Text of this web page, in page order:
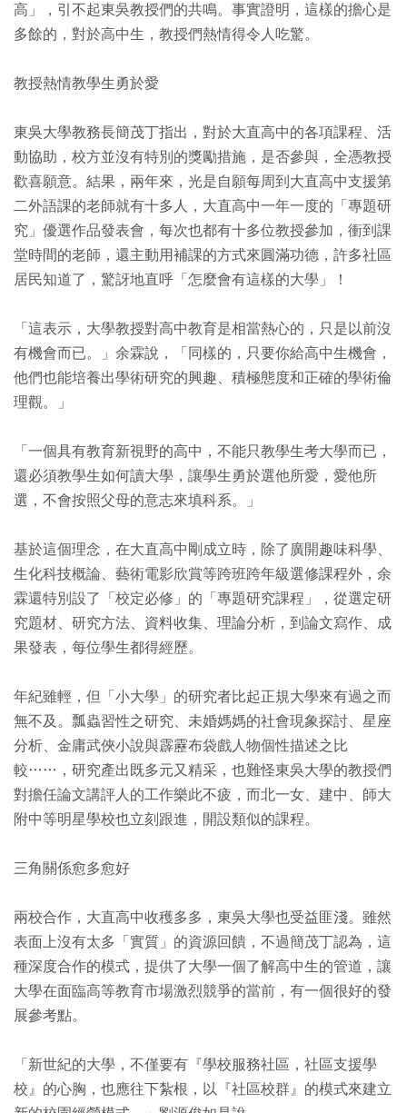
高」，引不起東吳教授們的共鳴。事實證明，這樣的擔心是
多餘的，對於高中生，教授們熱情得令人吃驚。
教授熱情教學生勇於愛
東吳大學教務長簡茂丁指出，對於大直高中的各項課程、活
動協助，校方並沒有特別的獎勵措施，是否參與，全憑教授
歡喜願意。結果，兩年來，光是自願每周到大直高中支援第
二外語課的老師就有十多人，大直高中一年一度的「專題研
究」優選作品發表會，每次也都有十多位教授參加，衝到課
堂時間的老師，還主動用補課的方式來圓滿功德，許多社區
居民知道了，驚訝地直呼「怎麼會有這樣的大學」！
「這表示，大學教授對高中教育是相當熱心的，只是以前沒
有機會而已。」余霖說，「同樣的，只要你給高中生機會，
他們也能培養出學術研究的興趣、積極態度和正確的學術倫
理觀。」
「一個具有教育新視野的高中，不能只教學生考大學而已，
還必須教學生如何讀大學，讓學生勇於選他所愛，愛他所
選，不會按照父母的意志來填科系。」
基於這個理念，在大直高中剛成立時，除了廣開趣味科學、
生化科技概論、藝術電影欣賞等跨班跨年級選修課程外，余
霖還特別設了「校定必修」的「專題研究課程」，從選定研
究題材、研究方法、資料收集、理論分析，到論文寫作、成
果發表，每位學生都得經歷。
年紀雖輕，但「小大學」的研究者比起正規大學來有過之而
無不及。瓢蟲習性之研究、未婚媽媽的社會現象探討、星座
分析、金庸武俠小說與霹靂布袋戲人物個性描述之比
較……，研究產出既多元又精采，也難怪東吳大學的教授們
對擔任論文講評人的工作樂此不疲，而北一女、建中、師大
附中等明星學校也立刻跟進，開設類似的課程。
三角關係愈多愈好
兩校合作，大直高中收穫多多，東吳大學也受益匪淺。雖然
表面上沒有太多「實質」的資源回饋，不過簡茂丁認為，這
種深度合作的模式，提供了大學一個了解高中生的管道，讓
大學在面臨高等教育市場激烈競爭的當前，有一個很好的發
展參考點。
「新世紀的大學，不僅要有『學校服務社區，社區支援學
校』的心胸，也應往下紮根，以『社區校群』的模式來建立